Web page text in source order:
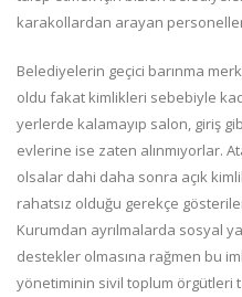
karakollardan arayan
Belediyelerin geçici barınma
oldu fakat kimlikleri sebebiyle
yerlerde kalamayıp salon, giriş
evlerine ise zaten alınmıyorlar.
olsalar dahi daha sonra açık
rahatsız olduğu gerekçe
Kurumdan ayrılmalarda sosyal
destekler olmasına rağmen bu
yönetiminin sivil toplum örgütleri